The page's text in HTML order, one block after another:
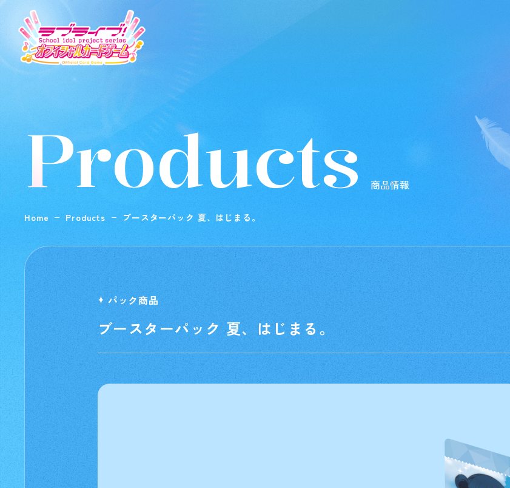
Products 商品情報
Home Products ブースターパック 夏、はじまる。
パック商品
ブースターパック 夏、はじまる。